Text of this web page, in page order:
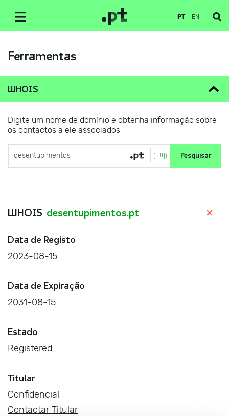
PT EN
Ferramentas
WHOIS
Digite um nome de domínio e obtenha informação sobre
os contactos a ele associados
WHOIS desentupimentos.pt
Data de Registo
2023-08-15
Data de Expiração
2031-08-15
Estado
Registered
Titular
Confidencial
Contactar Titular